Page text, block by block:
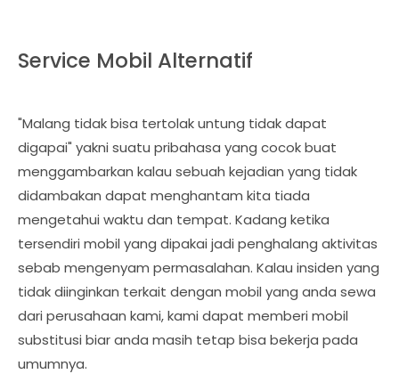
Service Mobil Alternatif
"Malang tidak bisa tertolak untung tidak dapat
digapai" yakni suatu pribahasa yang cocok buat
menggambarkan kalau sebuah kejadian yang tidak
didambakan dapat menghantam kita tiada
mengetahui waktu dan tempat. Kadang ketika
tersendiri mobil yang dipakai jadi penghalang aktivitas
sebab mengenyam permasalahan. Kalau insiden yang
tidak diinginkan terkait dengan mobil yang anda sewa
dari perusahaan kami, kami dapat memberi mobil
substitusi biar anda masih tetap bisa bekerja pada
umumnya.